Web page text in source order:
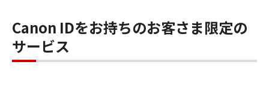
Canon IDをお持ちのお客さま限定の
サービス